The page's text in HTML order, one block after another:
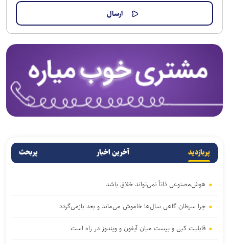
پربازدید آخرین اخبار پربحث
هوش‌مصنوعی ذاتاً نمی‌تواند خلاق باشد
چرا سرطان گاهی سال‌ها خاموش می‌ماند و بعد بازمی‌گردد
قابلیت کپی و پیست میان آیفون و ویندوز در راه است